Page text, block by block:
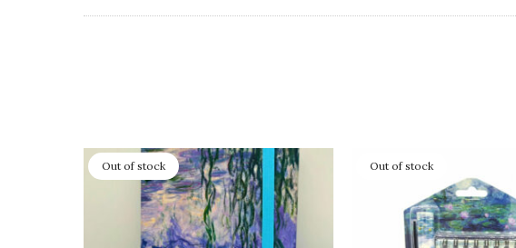
Out of stock Out of stock